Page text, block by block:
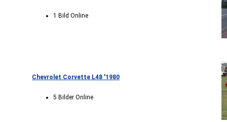
1 Bild Online
Chevrolet Corvette L48 '1980
5 Bilder Online